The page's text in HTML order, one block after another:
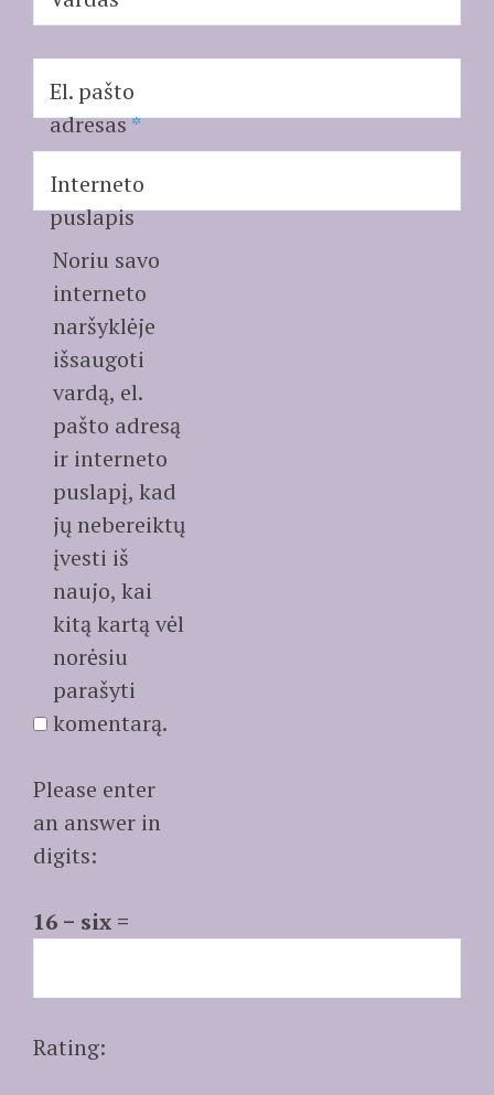
El. pašto
adresas*
Interneto
puslapis
Noriu savo
interneto
naršyklėje
išsaugoti
vardą, el.
pašto adresą
ir interneto
puslapį, kad
jų nebereiktų
įvesti iš
naujo, kai
kitą kartą vėl
norėsiu
parašyti
komentarą.
Please enter
an answer in
digits:
16 − six =
Rating: